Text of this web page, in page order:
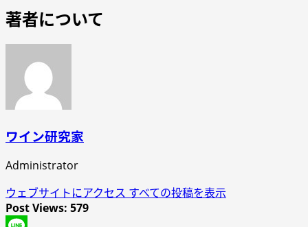
著者について
ワイン研究家
Administrator
ウェブサイトにアクセス すべての投稿を表示
Post Views: 579